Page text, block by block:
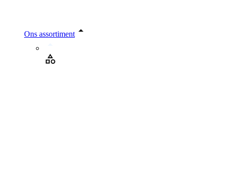
Ons assortiment